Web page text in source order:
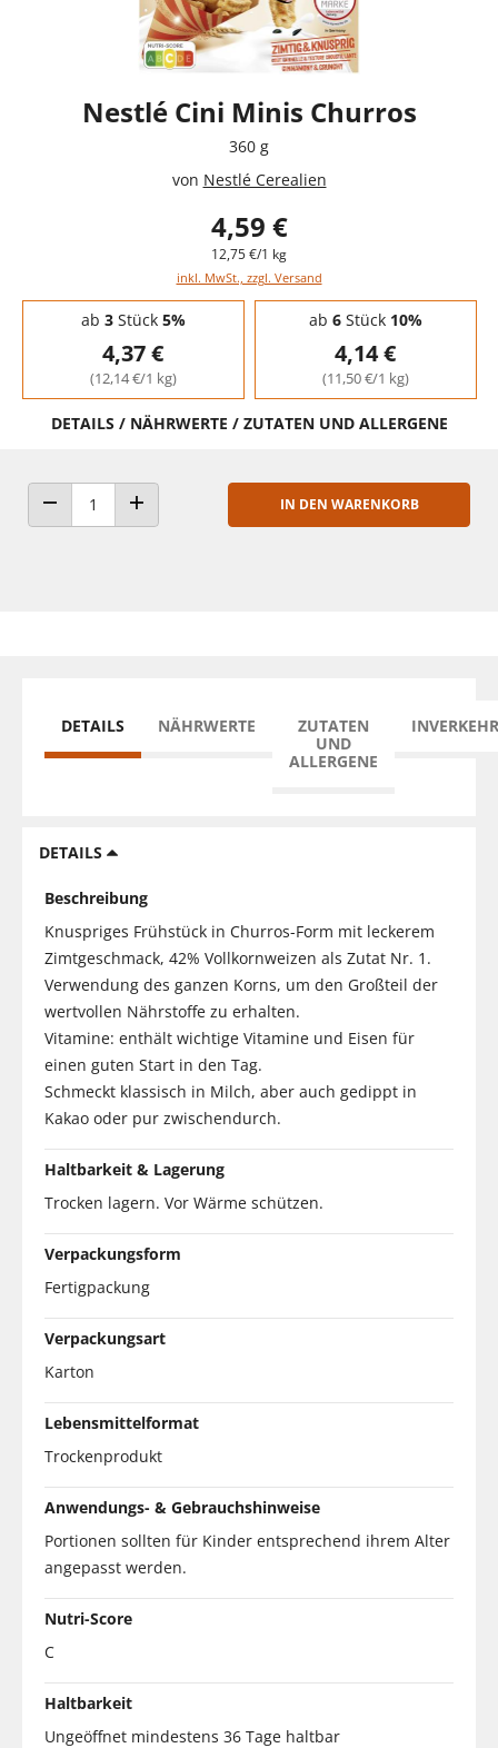
Nestlé Cini Minis Churros
360 g
von Nestlé Cerealien
4,59 €
12,75 €/1 kg
inkl. MwSt., zzgl. Versand
Staffelpreise - Mengenrabatt
ab 3Stück 5%
4,37 €
(12,14 €/1 kg)
ab 6Stück 10%
4,14 €
(11,50 €/1 kg)
DETAILS / NÄHRWERTE / ZUTATEN UND ALLERGENE
ANZAHL VERRINGERNANZAHL ERHÖHEN
IN DEN WARENKORB
DETAILS NÄHRWERTE
ZUTATEN
UND
ALLERGENE
DETAILS
Beschreibung
Knuspriges Frühstück in Churros-Form mit leckerem
Zimtgeschmack, 42% Vollkornweizen als Zutat Nr. 1.
Verwendung des ganzen Korns, um den Großteil der
wertvollen Nährstoffe zu erhalten.
Vitamine: enthält wichtige Vitamine und Eisen für
einen guten Start in den Tag.
Schmeckt klassisch in Milch, aber auch gedippt in
Kakao oder pur zwischendurch.
Haltbarkeit & Lagerung
Trocken lagern. Vor Wärme schützen.
Verpackungsform
Fertigpackung
Verpackungsart
Karton
Lebensmittelformat
Trockenprodukt
Anwendungs- & Gebrauchshinweise
Portionen sollten für Kinder entsprechend ihrem Alter
angepasst werden.
Nutri-Score
C
Haltbarkeit
Ungeöffnet mindestens 36 Tage haltbar